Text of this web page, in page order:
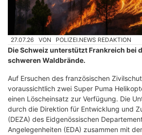
27.07.26 VON POLIZEI.NEWS REDAKTION
Die Schweiz unterstützt Frankreich bei
schweren Waldbrände.
Auf Ersuchen des französischen
voraussichtlich zwei Super Puma
einen Löscheinsatz zur Verfügung. Die
durch die Direktion für Entwicklung und
(DEZA) des Eidgenössischen
Angelegenheiten (EDA) zusammen mit